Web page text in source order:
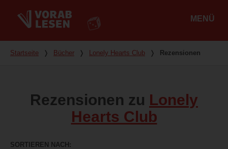
MENÜ
Du bist hier
Startseite ❭ Bücher ❭ Lonely Hearts Club ❭ Rezensionen
Rezensionen zu Lonely
Hearts Club
SORTIEREN NACH